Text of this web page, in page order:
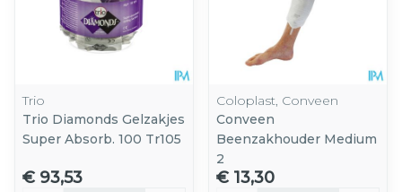
Trio
Trio Diamonds Gelzakjes
Super Absorb. 100 Tr105
€ 93,53
Coloplast, Conveen
Conveen
Beenzakhouder Medium
2
€ 13,30